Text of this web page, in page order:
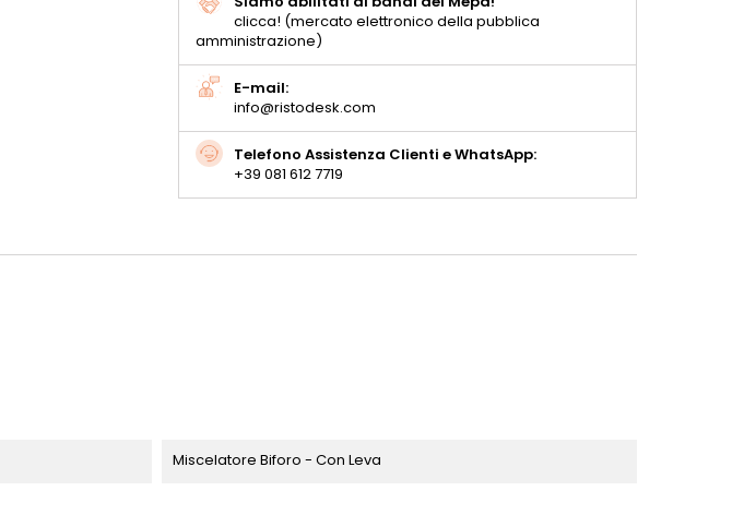
clicca! (mercato elettronico della pubblica
amministrazione)
E-mail:
info@ristodesk.com
Telefono Assistenza Clienti e WhatsApp:
+39 081 612 7719
Miscelatore Biforo - Con Leva